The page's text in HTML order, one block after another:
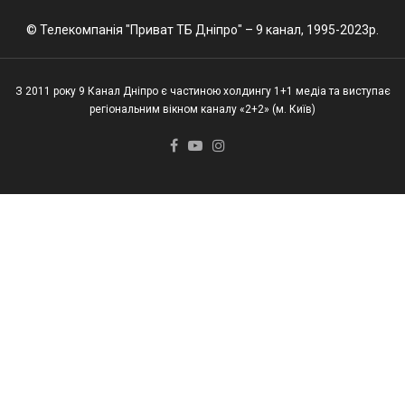
© Телекомпанія "Приват ТБ Дніпро" – 9 канал, 1995-2023р.
З 2011 року 9 Канал Дніпро є частиною холдингу 1+1 медіа та виступає
регіональним вікном каналу «2+2» (м. Київ)